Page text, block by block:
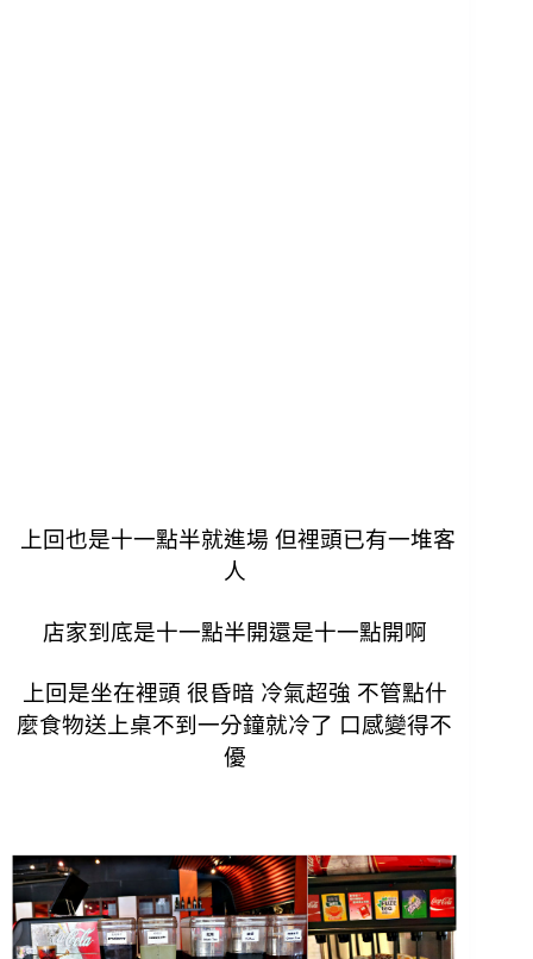
上回也是十一點半就進場 但裡頭已有一堆客
人
店家到底是十一點半開還是十一點開啊
上回是坐在裡頭 很昏暗 冷氣超強 不管點什
麼食物送上桌不到一分鐘就冷了 口感變得不
優